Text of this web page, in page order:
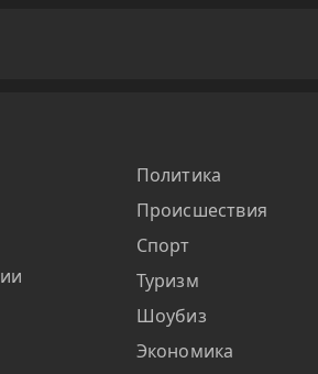
Политика
Происшествия
Спорт
Туризм
Шоубиз
Экономика